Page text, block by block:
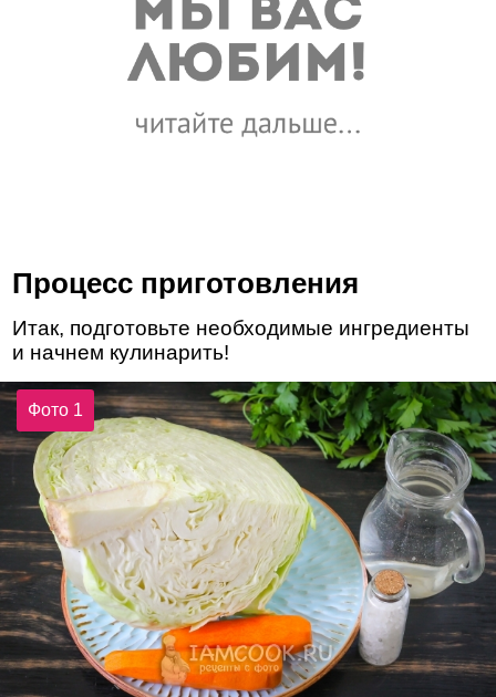
Процесс приготовления
Итак, подготовьте необходимые ингредиенты
и начнем кулинарить!
Фото 1